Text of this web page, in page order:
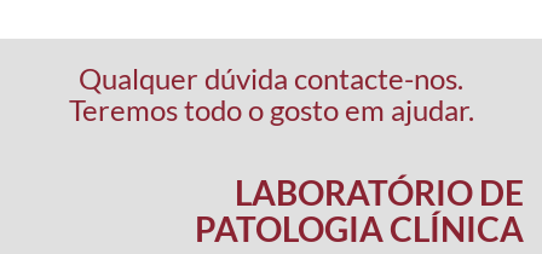
Qualquer dúvida contacte-nos.
Teremos todo o gosto em ajudar.
LABORATÓRIO DE
PATOLOGIA CLÍNICA